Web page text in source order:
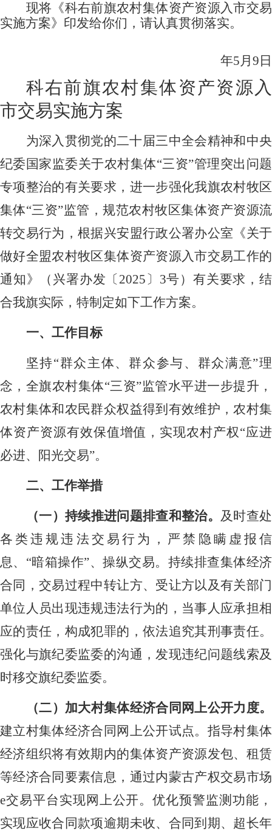
现将《科右前旗农村集体资产资源入市交易
实施方案》印发给你们，请认真贯彻落实。
年5月9日
科右前旗农村集体资产资源入
市交易实施方案
为深入贯彻党的二十届三中全会精神和中央
纪委国家监委关于农村集体“三资”管理突出问题
专项整治的有关要求，进一步强化我旗农村牧区
集体“三资”监管，规范农村牧区集体资产资源流
转交易行为，根据兴安盟行政公署办公室《关于
做好全盟农村牧区集体资产资源入市交易工作的
通知》（兴署办发〔2025〕3号）有关要求，结
合我旗实际，特制定如下工作方案。
一、工作目标
坚持“群众主体、群众参与、群众满意”理
念，全旗农村集体“三资”监管水平进一步提升，
农村集体和农民群众权益得到有效维护，农村集
体资产资源有效保值增值，实现农村产权“应进
必进、阳光交易”。
二、工作举措
（一）持续推进问题排查和整治。 及时查处
各类违规违法交易行为，严禁隐瞒虚报信
息、 “暗箱操作”、操纵交易。持续排查集体经济
合同，交易过程中转让方、受让方以及有关部门
单位人员出现违规违法行为的，当事人应承担相
应的责任，构成犯罪的，依法追究其刑事责任。
强化与旗纪委监委的沟通，发现违纪问题线索及
时移交旗纪委监委。
（二）加大村集体经济合同网上公开力度。
建立村集体经济合同网上公开试点。指导村集体
经济组织将有效期内的集体资产资源发包、租赁
等经济合同要素信息，通过内蒙古产权交易市场
e交易平台实现网上公开。优化预警监测功能，
实现应收合同款项逾期未收、合同到期、超长年